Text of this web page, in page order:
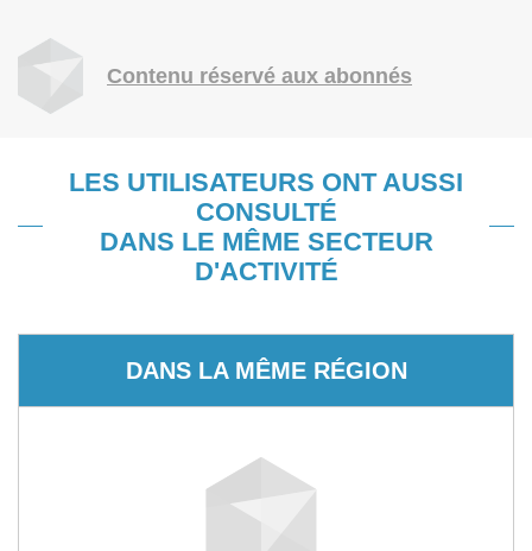
Contenu réservé aux abonnés
LES UTILISATEURS ONT AUSSI
CONSULTÉ
DANS LE MÊME SECTEUR
D'ACTIVITÉ
DANS LA MÊME RÉGION